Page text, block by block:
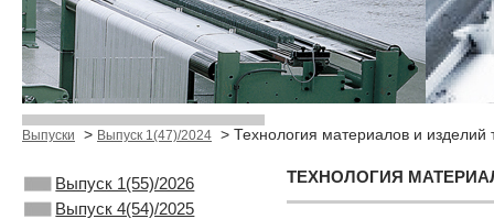
Выпуски > Выпуск 1(47)/2024 > Технология материалов и
Выпуск 1(55)/2026
Выпуск 4(54)/2025
ТЕХНОЛОГИЯ